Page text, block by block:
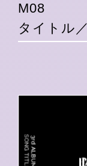
M08
タイトル